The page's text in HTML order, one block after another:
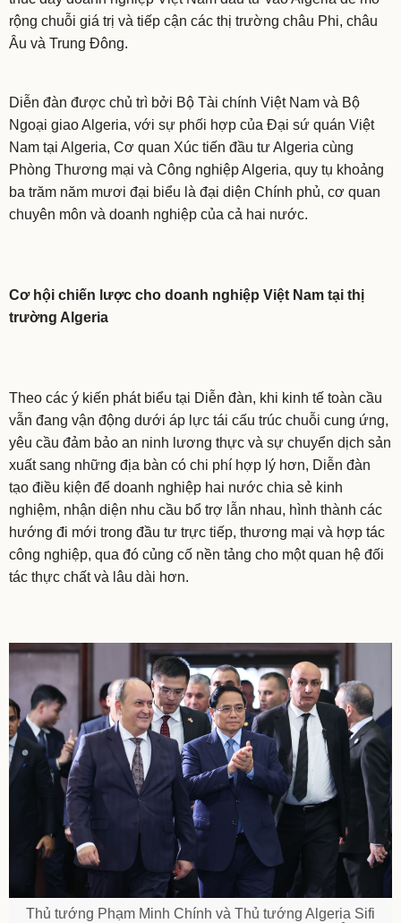
rộng chuỗi giá trị và tiếp cận các thị trường châu Phi, châu
Âu và Trung Đông.
Diễn đàn được chủ trì bởi Bộ Tài chính Việt Nam và Bộ
Ngoại giao Algeria, với sự phối hợp của Đại sứ quán Việt
Nam tại Algeria, Cơ quan Xúc tiến đầu tư Algeria cùng
Phòng Thương mại và Công nghiệp Algeria, quy tụ khoảng
ba trăm năm mươi đại biểu là đại diện Chính phủ, cơ quan
chuyên môn và doanh nghiệp của cả hai nước.
Cơ hội chiến lược cho doanh nghiệp Việt Nam tại thị
trường Algeria
Theo các ý kiến phát biểu tại Diễn đàn, khi kinh tế toàn cầu
vẫn đang vận động dưới áp lực tái cấu trúc chuỗi cung ứng,
yêu cầu đảm bảo an ninh lương thực và sự chuyển dịch sản
xuất sang những địa bàn có chi phí hợp lý hơn, Diễn đàn
tạo điều kiện để doanh nghiệp hai nước chia sẻ kinh
nghiệm, nhận diện nhu cầu bổ trợ lẫn nhau, hình thành các
hướng đi mới trong đầu tư trực tiếp, thương mại và hợp tác
công nghiệp, qua đó củng cố nền tảng cho một quan hệ đối
tác thực chất và lâu dài hơn.
Thủ tướng Phạm Minh Chính và Thủ tướng Algeria Sifi